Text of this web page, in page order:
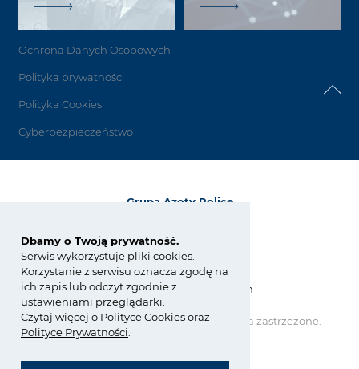
Dbamy o Twoją prywatność.
Serwis wykorzystuje pliki cookies.
Korzystanie z serwisu oznacza zgodę na
ich zapis lub odczyt zgodnie z
ustawieniami przeglądarki.
Czytaj więcej o PolityceCookiesoraz
Polityce Prywatności
Ochrona Danych Osobowych
Polityka prywatności
Polityka Cookies
Cyberbezpieczeństwo
Grupa Azoty Police
ul. Kuźnicka 1
+48 91 317 17 17
fax: +48 91 317 36 03
zchpolice@grupaazoty.com
Copyright © Grupa Azoty. Wszelkie prawa zastrzeżone.